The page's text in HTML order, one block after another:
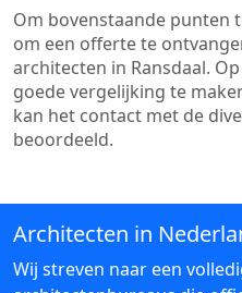
Om bovenstaande punten
om een offerte te
architecten in Ransdaal.
goede vergelijking te
kan het contact met de
beoordeeld.
Architecten in
Wij streven naar een